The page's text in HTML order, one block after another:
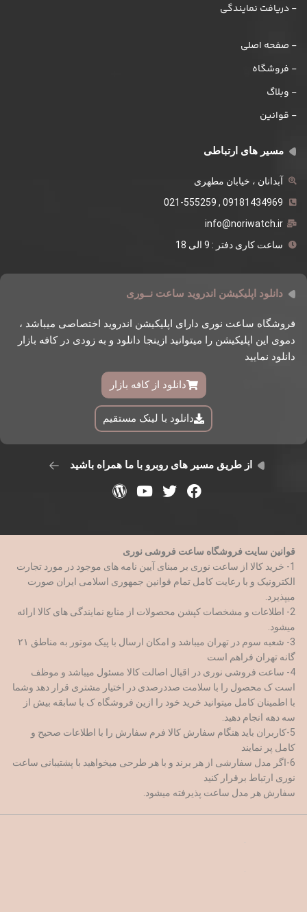
- دریافت نمایندگی
- صفحه اصلی
- فروشگاه
- وبلاگ
- قوانین
مسیر های ارتباطی
آبدانان ، خیابان مطهری
09181434969 , 021-555259
info@noriwatch.ir
ساعت کاری دفتر : 9 الی 18
دانلود اپلیکیشن اندروید ساعت نــوری
فروشگاه ساعت نوری دارای اپلیکیشن اندروید اختصاصی میباشد ،
دموی این اپلیکیشن را میتوانید ازینجا دانلود و به زودی در کافه بازار
دانلود نمایید
دانلود از کافه بازار
دانلود با لینک مستقیم
از طریق مسیر های روبرو با ما همراه باشید
قوانین سایت فروشگاه ساعت فروشی نوری
1- خرید کالا از ساعت نوری بر مبنای آیین نامه های موجود در مورد تجارت
الکترونیک و با رعایت کامل تمام قوانین جمهوری اسلامی ایران صورت
میپذیرد.
2- اطلاعات و مشخصات کپشن محصولات از منابع نمایندگی های کالا ارائه
میشود.
3- شعبه سوم در تهران میباشد و امکان ارسال با پیک موتور به مناطق ۲۱
گانه تهران فراهم است
4- ساعت فروشی نوری در اقبال اصالت کالا مسئول میباشد و موظف
است ک محصول را با سلامت صددرصدی در اختیار مشتری قرار دهد وشما
با اطمینان کامل میتوانید خرید خود را ازین فروشگاه ک با سابقه بیش از
سه دهه انجام دهید.
5-کاربران باید هنگام سفارش کالا فرم سفارش را با اطلاعات صحیح و
کامل پر نمایند
6-اگر مدل سفارشی از هر برند و با هر طرحی میخواهید با پشتیبانی ساعت
نوری ارتباط برقرار کنید
سفارش هر مدل ساعت پذیرفته میشود.